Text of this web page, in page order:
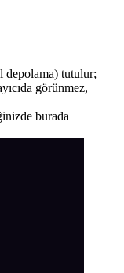
depolama) tutulur;
görünmez,
burada